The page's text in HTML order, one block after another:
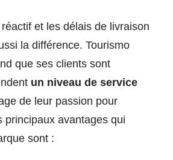
et les délais de livraison
la différence. Tourismo
que ses clients sont
un niveau de service
de leur passion pour
principaux avantages qui
sont :